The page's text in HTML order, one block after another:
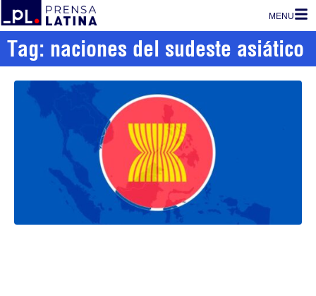
MENU
Tag: naciones del sudeste asiático